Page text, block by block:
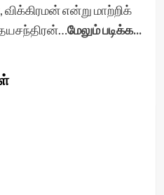
என்று மாற்றிக்
மேலும் படிக்க...